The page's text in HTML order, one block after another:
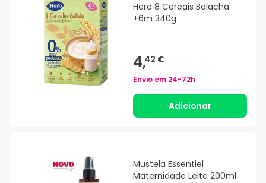
Hero 8 Cereais Bolacha
+6m 340g
4,42 €
Envio em 24-72h
Adicionar
Mustela Essentiel
Maternidade Leite 200ml